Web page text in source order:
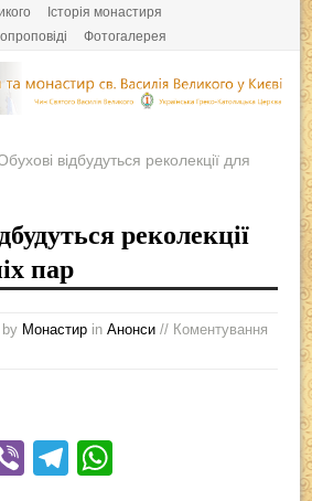
Історія монастиря
Фотогалерея
відбудуться реколекції для
реколекції
пар
by Монастир inАнонси // Коментування
Vi
T